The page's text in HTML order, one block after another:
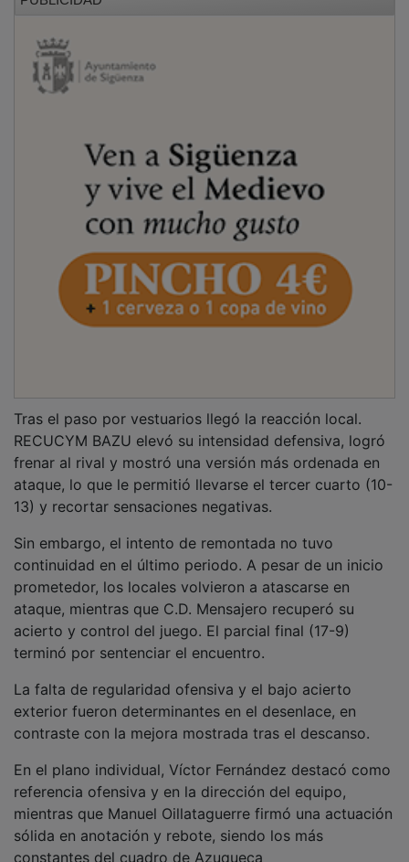
RECUCYM BAZU elevó su intensidad defensiva, logró
frenar al rival y mostró una versión más ordenada en
ataque, lo que le permitió llevarse el tercer cuarto (10-
13) y recortar sensaciones negativas.
continuidad en el último periodo. A pesar de un inicio
prometedor, los locales volvieron a atascarse en
ataque, mientras que C.D. Mensajero recuperó su
acierto y control del juego. El parcial final (17-9)
terminó por sentenciar el encuentro.
exterior fueron determinantes en el desenlace, en
contraste con la mejora mostrada tras el descanso.
referencia ofensiva y en la dirección del equipo,
mientras que Manuel Oillataguerre firmó una actuación
sólida en anotación y rebote, siendo los más
constantes del cuadro de Azuqueca